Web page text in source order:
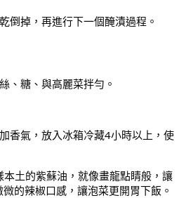
倒掉，再進行下一個醃漬過程。
、糖、與高麗菜拌勻。
香氣，放入冰箱冷藏4小時以上，使
土的紫蘇油，就像畫龍點睛般，讓
的辣椒口感，讓泡菜更開胃下飯。